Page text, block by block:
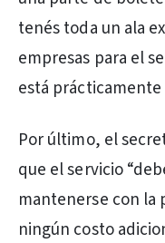
tenés toda un ala
empresas para el
está
Por último, el
que el servicio
mantenerse con la
ningún costo